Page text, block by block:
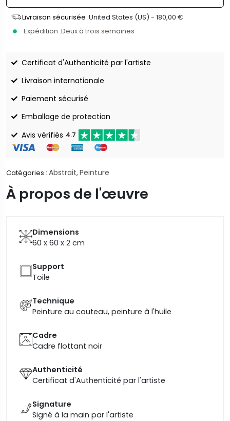
Livraison sécurisée :United States (US) - 180,00 €
Expédition :Deux à trois semaines
Certificat d'Authenticité par l'artiste
Livraison internationale
Paiement sécurisé
Emballage de protection
Avis vérifiés 4.7
Catégories : Abstrait, Peinture
À propos de l'œuvre
Dimensions
60 x 60 x 2 cm
Support
Toile
Technique
Peinture au couteau, peinture à l'huile
Cadre
Cadre flottant noir
Authenticité
Certificat d'Authenticité par l'artiste
Signature
Signé à la main par l'artiste